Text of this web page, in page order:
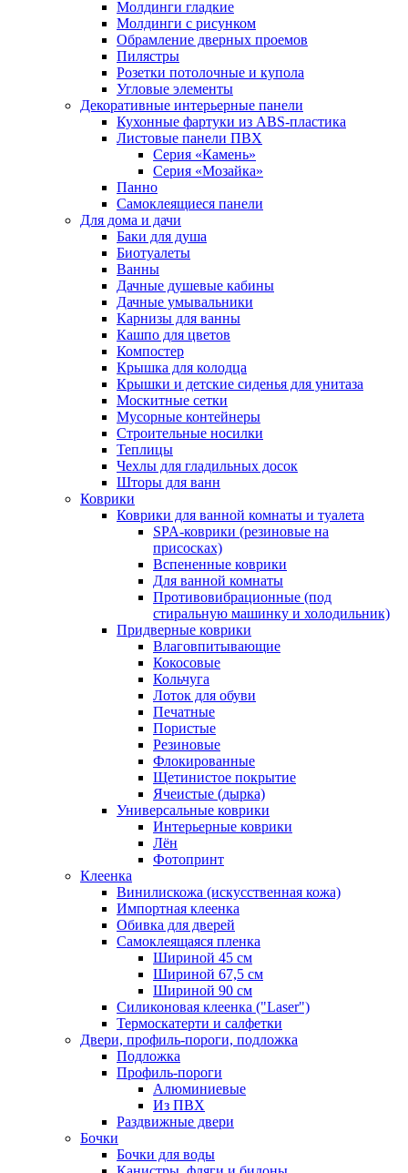
Молдинги гладкие
Молдинги с рисунком
Обрамление дверных проемов
Пилястры
Розетки потолочные и купола
Угловые элементы
Декоративные интерьерные панели
Кухонные фартуки из ABS-пластика
Листовые панели ПВХ
Серия «Камень»
Серия «Мозайка»
Панно
Самоклеящиеся панели
Для дома и дачи
Баки для душа
Биотуалеты
Ванны
Дачные душевые кабины
Дачные умывальники
Карнизы для ванны
Кашпо для цветов
Компостер
Крышка для колодца
Крышки и детские сиденья для унитаза
Москитные сетки
Мусорные контейнеры
Строительные носилки
Теплицы
Чехлы для гладильных досок
Шторы для ванн
Коврики
Коврики для ванной комнаты и туалета
SPA-коврики (резиновые на
присосках)
Вспененные коврики
Для ванной комнаты
Противовибрационные (под
стиральную машинку и холодильник)
Придверные коврики
Влаговпитывающие
Кокосовые
Кольчуга
Лоток для обуви
Печатные
Пористые
Резиновые
Флокированные
Щетинистое покрытие
Ячеистые (дырка)
Универсальные коврики
Интерьерные коврики
Лён
Фотопринт
Клеенка
Винилискожа (искусственная кожа)
Импортная клеенка
Обивка для дверей
Самоклеящаяся пленка
Шириной 45 см
Шириной 67,5 см
Шириной 90 см
Силиконовая клеенка ("Laser")
Термоскатерти и салфетки
Двери, профиль-пороги, подложка
Подложка
Профиль-пороги
Алюминиевые
Из ПВХ
Раздвижные двери
Бочки
Бочки для воды